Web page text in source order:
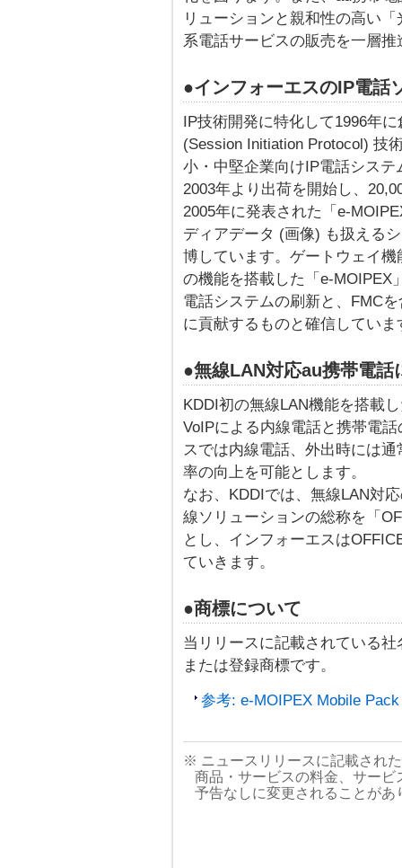
リューションと親和性の高い
系電話サービスの販売を一層推
●インフォーエスのIP電話
IP技術開発に特化して1996年
(Session Initiation Protocol) 技
小・中堅企業向けIP電話シス
2003年より出荷を開始し、
2005年に発表された「e-
ディアデータ (画像) も扱える
博しています。ゲートウェイ
の機能を搭載した「e-MOIPEX
電話システムの刷新と、FMC
に貢献するものと確信していま
●無線LAN対応au携帯電話
KDDI初の無線LAN機能を搭載
VoIPによる内線電話と携帯電
スでは内線電話、外出時には
率の向上を可能とします。
なお、KDDIでは、無線LAN対
線ソリューションの総称を「
とし、インフォーエスは
ていきます。
●商標について
当リリースに記載されている
または登録商標です。
参考: e-MOIPEX Mobile
※ ニュースリリースに記載され
商品・サービスの料金、サー
予告なしに変更されることが